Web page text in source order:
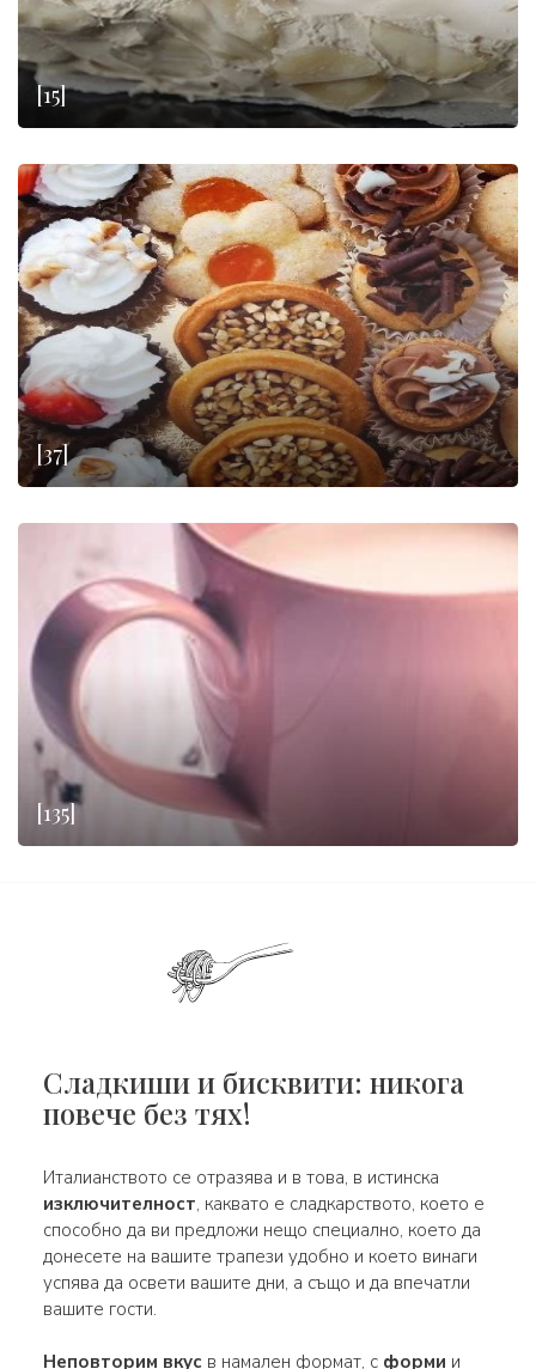
[15]
[37]
[135]
Сладкиши и бисквити: никога
повече без тях!
Италианството се отразява и в това, в истинска
изключителност, каквато е сладкарството, което е
способно да ви предложи нещо специално, което да
донесете на вашите трапези удобно и което винаги
успява да освети вашите дни, а също и да впечатли
вашите гости.
Неповторим вкус в намален формат, с форми и